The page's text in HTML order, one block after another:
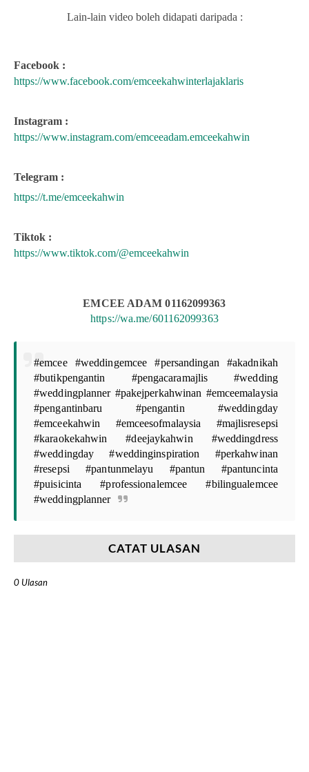
Lain-lain video boleh didapati daripada :
Facebook :
https://www.facebook.com/emceekahwinterlajaklaris
Instagram :
https://www.instagram.com/emceeadam.emceekahwin
Telegram :
https://t.me/emceekahwin
Tiktok :
https://www.tiktok.com/@emceekahwin
EMCEE ADAM 01162099363
https://wa.me/601162099363
#emcee #weddingemcee #persandingan #akadnikah
#butikpengantin #pengacaramajlis #wedding
#weddingplanner #pakejperkahwinan #emceemalaysia
#pengantinbaru #pengantin #weddingday
#emceekahwin #emceesofmalaysia #majlisresepsi
#karaokekahwin #deejaykahwin #weddingdress
#weddingday #weddinginspiration #perkahwinan
#resepsi #pantunmelayu #pantun #pantuncinta
#puisicinta #professionalemcee #bilingualemcee
#weddingplanner
CATAT ULASAN
0 Ulasan